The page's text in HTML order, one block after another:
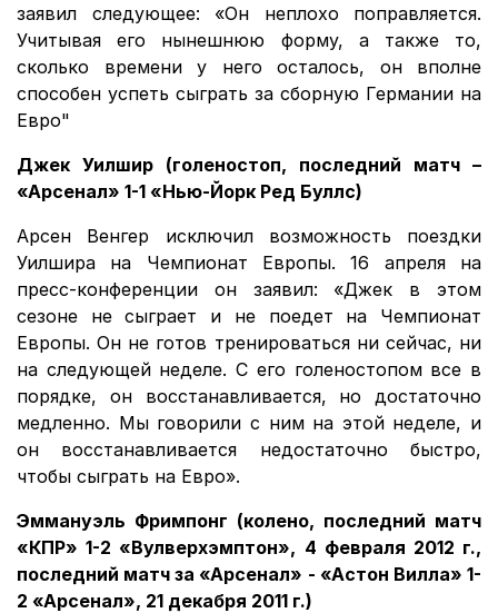
заявил следующее: «Он неплохо поправляется.
Учитывая его нынешнюю форму, а также то,
сколько времени у него осталось, он вполне
способен успеть сыграть за сборную Германии на
Евро"
Джек Уилшир (голеностоп, последний матч –
«Арсенал» 1-1 «Нью-Йорк Ред Буллс)
Арсен Венгер исключил возможность поездки
Уилшира на Чемпионат Европы. 16 апреля на
пресс-конференции он заявил: «Джек в этом
сезоне не сыграет и не поедет на Чемпионат
Европы. Он не готов тренироваться ни сейчас, ни
на следующей неделе. С его голеностопом все в
порядке, он восстанавливается, но достаточно
медленно. Мы говорили с ним на этой неделе, и
он восстанавливается недостаточно быстро,
чтобы сыграть на Евро».
Эммануэль Фримпонг (колено, последний матч
«КПР» 1-2 «Вулверхэмптон», 4 февраля 2012 г.,
последний матч за «Арсенал» - «Астон Вилла» 1-
2 «Арсенал», 21 декабря 2011 г.)